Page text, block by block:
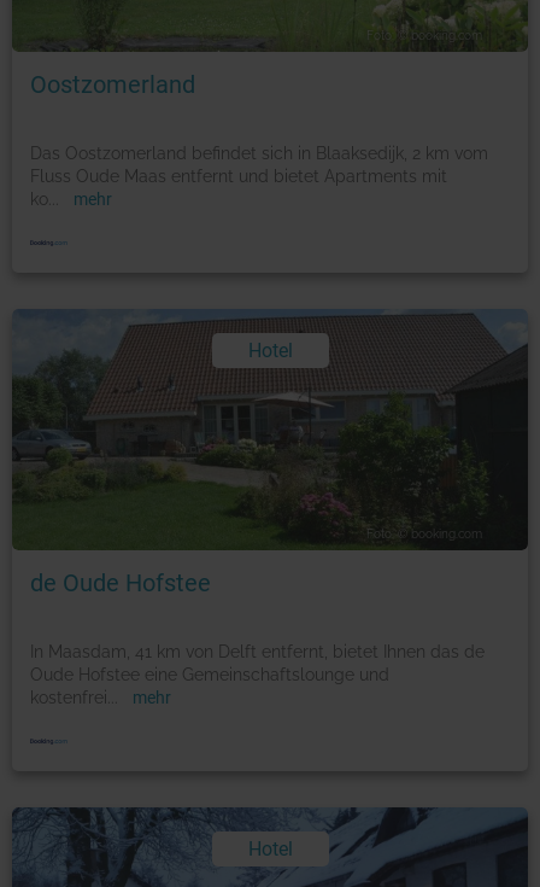
Foto: © booking.com
Oostzomerland
Das Oostzomerland befindet sich in Blaaksedijk, 2 km vom
Fluss Oude Maas entfernt und bietet Apartments mit
ko
mehr
Hotel
Foto: © booking.com
de Oude Hofstee
In Maasdam, 41 km von Delft entfernt, bietet Ihnen das de
Oude Hofstee eine Gemeinschaftslounge und
kostenfrei
mehr
Hotel